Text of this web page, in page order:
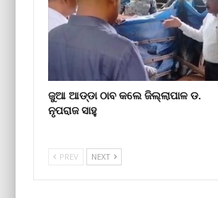
ଜୁଆ ଆଡ୍ଡା ଠାବ କଲେ ଜିଲ୍ଲାପାଳ ଡ.
ନୃପରାଜ ସାହୁ
PREV NEXT